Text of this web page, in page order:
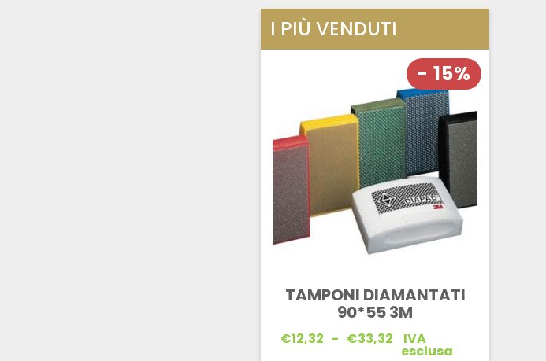
I PIÙ VENDUTI
- 15%
TAMPONI DIAMANTATI
90*55 3M
€12,32 - €33,32Fascia
di
IVA
esclusa